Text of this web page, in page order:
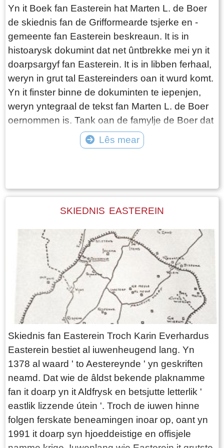
Yn it Boek fan Easterein hat Marten L. de Boer
de skiednis fan de Grifformearde tsjerke en -
gemeente fan Easterein beskreaun. It is in
histoarysk dokumint dat net ûntbrekke mei yn it
doarpsargyf fan Easterein. It is in libben ferhaal,
weryn in grut tal Eastereinders oan it wurd komt.
Yn it finster binne de dokuminten te iepenjen,
weryn yntegraal de tekst fan Marten L. de Boer
oernommen is. Tank oan de famylje de Boer dat
hja tastimming jûn ha om it Boek Easterein as
dokumintaasje foar it argyf brûke te meien. De
fan libbene minsken, dat mooglik troch elkenien
oer de Grifformearde Tsjerke fan Easterein
beskriuwt de skiednis fan dy tsjerke fan it begjin
fan har ûntstean yn 1888 ôf oant 1985 ta. Doe
gyng de gemeente in soarte fan federatyfferbân
(S.O.W.) oan mei de Herfoarme Gemeente. It
haadstik mei it neamen fan in tal oarsaken dy't
ta it stiftsjen fan in eigen gemeente, neist de
Herfoarme, laat hawwe. Dêrnei wurdt oan de
hân fan sitaten uit en it talochtsjen op
tsjerkeriedsoantekens in byld jûn üt de earste
fyftich jier fan it 'deistige en sneinske' libben mei
syn hichte- en lichtepunten. Wy folgje de
dûmnys dyt komme en gean en jouwe oan op
hokfoar wize se har ynfloed op it tsjerklik
libbenjilde lieten. Nijsgjirrige gegevens üt de
oantekens, setten wy yn in kaderke. De âlderein
Lês mear
SKIEDNIS EASTEREIN
Skiednis fan Easterein Troch Karin Everhardus
Easterein bestiet al iuwenheugend lang. Yn
1378 al waard ' to Aestereynde ' yn geskriften
neamd. Dat wie de âldst bekende plaknamme
fan it doarp yn it Aldfrysk en betsjutte letterlik '
eastlik lizzende útein '. Troch de iuwen hinne
folgen ferskate beneamingen inoar op, oant yn
1991 it doarp syn hjoeddeistige en offisjele